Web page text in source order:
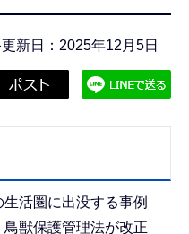
新日：2025年12月5日
活圏に出没する事例
獣保護管理法が改正